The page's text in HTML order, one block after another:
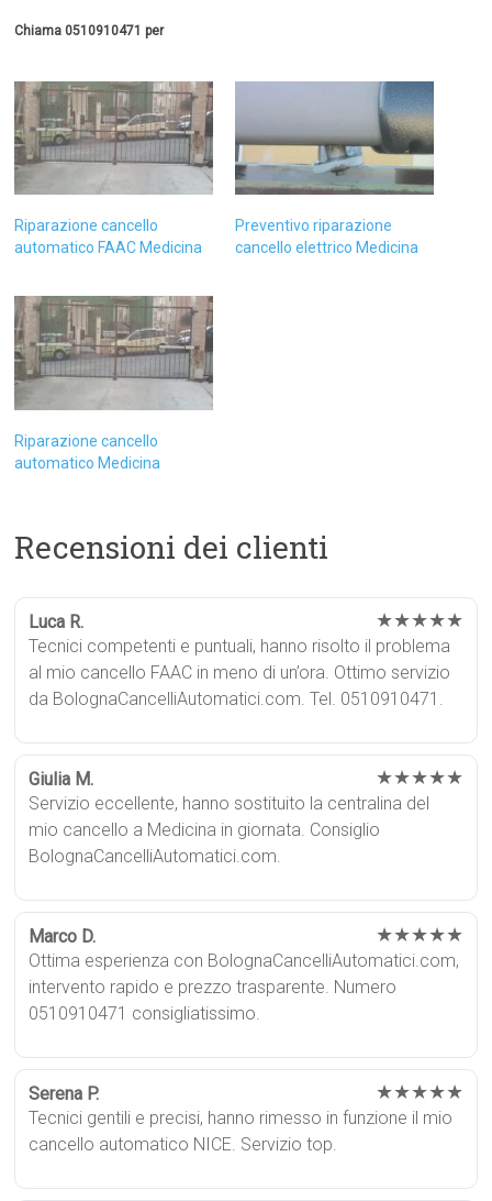
Chiama 0510910471 per
Riparazione cancello
automatico FAAC Medicina
Preventivo riparazione
cancello elettrico Medicina
Riparazione cancello
automatico Medicina
Recensioni dei clienti
Luca R. ★★★★★
Tecnici competenti e puntuali, hanno risolto il problema
al mio cancello FAAC in meno di un’ora. Ottimo servizio
da BolognaCancelliAutomatici.com. Tel. 0510910471.
Giulia M. ★★★★★
Servizio eccellente, hanno sostituito la centralina del
mio cancello a Medicina in giornata. Consiglio
BolognaCancelliAutomatici.com.
Marco D. ★★★★★
Ottima esperienza con BolognaCancelliAutomatici.com,
intervento rapido e prezzo trasparente. Numero
0510910471 consigliatissimo.
Serena P. ★★★★★
Tecnici gentili e precisi, hanno rimesso in funzione il mio
cancello automatico NICE. Servizio top.